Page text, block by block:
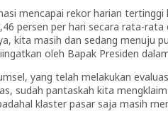
mencapai rekor harian
persen per hari secara rata-
masih dan sedang menuju
oleh Bapak Presiden
yang telah melakukan
sudah pantaskah kita
klaster pasar saja masih